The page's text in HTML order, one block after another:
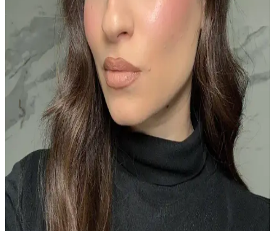
Soğuk Tonlu Ciltler İçin Pudra Allık Seçiminde
Doğru Renk ve Ürün Önerileri
Soğuk tonlu ciltler için pudra allık seçimi, turuncu ve parlak pembe
renklerden kaçınarak gri-pembe, lavanta ve mürdüm gibi sönük
tonların tercih edilmesini önerir. Yağlı ciltlerde pudra formu daha
uygundur.
NARS Orgasm Allığı: Eski Formül ve Alternatifleri
Üzerine Kapsamlı İnceleme
NARS Orgasm allığının eski ve yeni formülleri arasındaki farklar,
kullanıcı deneyimleri ve benzer tonlarda alternatif ürünler detaylıca
inceleniyor. Makyaj tutkunları için kapsamlı bir rehber.
Rom&nd ve Alternatif K-Beauty Allıkları:
Pigmentasyon, Kullanıcı Deneyimleri ve Uygulama
İpuçları